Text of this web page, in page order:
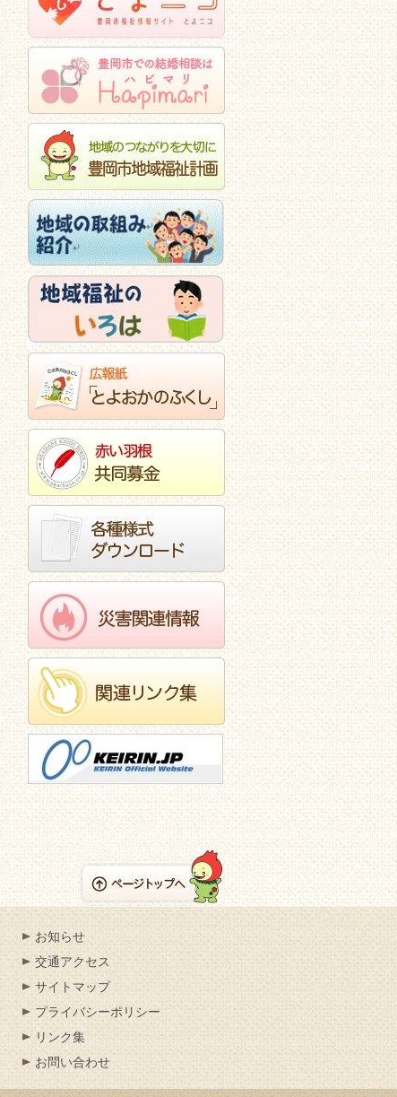
お知らせ
交通アクセス
サイトマップ
プライバシーポリシー
リンク集
お問い合わせ